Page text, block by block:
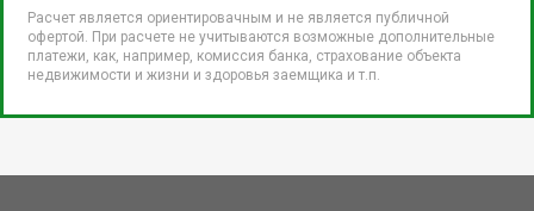
Расчет является ориентировачным и не является публичной
офертой. При расчете не учитываются возможные дополнительные
платежи, как, например, комиссия банка, страхование объекта
недвижимости и жизни и здоровья заемщика и т.п.